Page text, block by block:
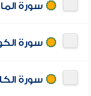
سورة
سورة
سورة